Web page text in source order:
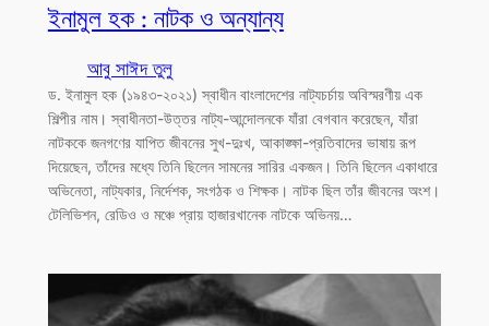
ইনামুল হক : নাটক ও অন্যান্য
আবু সাঈদ তুলু
ড. ইনামুল হক (১৯৪৩-২০২১) স্বাধীন বাংলাদেশের নাট্যচর্চায় অবিস্মরণীয় এক
শিল্পীর নাম। স্বাধীনতা-উত্তর নাট্য-আন্দোলনকে যাঁরা বেগবান করেছেন, যাঁরা
নাটককে জনগণের যাপিত জীবনের সুখ-দুঃখ, আকাঙ্ক্ষা-প্রতিবাদের ভাষায় রূপ
দিয়েছেন, তাঁদের মধ্যে তিনি ছিলেন সামনের সারির একজন। তিনি ছিলেন একাধারে
অভিনেতা, নাট্যকার, নির্দেশক, সংগঠক ও শিক্ষক। নাটক ছিল তাঁর জীবনের অংশ।
টেলিভিশন, রেডিও ও মঞ্চে প্রায় হাজারখানেক নাটকে অভিনয়…